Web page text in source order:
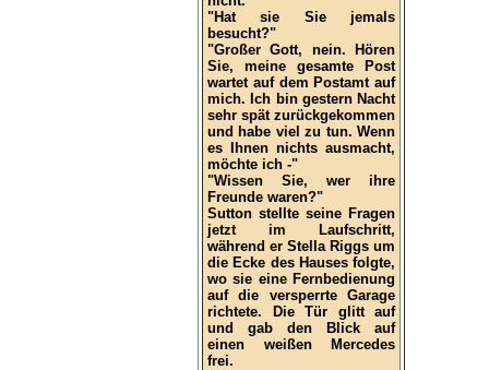
"Hat sie Sie jemals
besucht?"
"Großer Gott, nein. Hören
Sie, meine gesamte Post
wartet auf dem Postamt auf
mich. Ich bin gestern Nacht
sehr spät zurückgekommen
und habe viel zu tun. Wenn
es Ihnen nichts ausmacht,
möchte ich -"
"Wissen Sie, wer ihre
Freunde waren?"
Sutton stellte seine Fragen
jetzt im Laufschritt,
während er Stella Riggs um
die Ecke des Hauses folgte,
wo sie eine Fernbedienung
auf die versperrte Garage
richtete. Die Tür glitt auf
und gab den Blick auf
einen weißen Mercedes
frei.